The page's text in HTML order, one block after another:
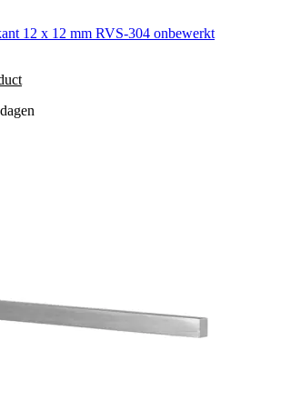
12 x 12 mm RVS-304 onbewerkt